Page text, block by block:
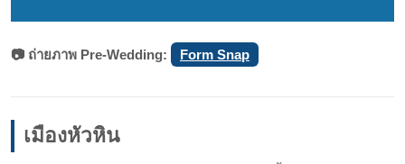
📷 ถ่ายภาพ Pre-Wedding: Form Snap
เมืองหัวหิน